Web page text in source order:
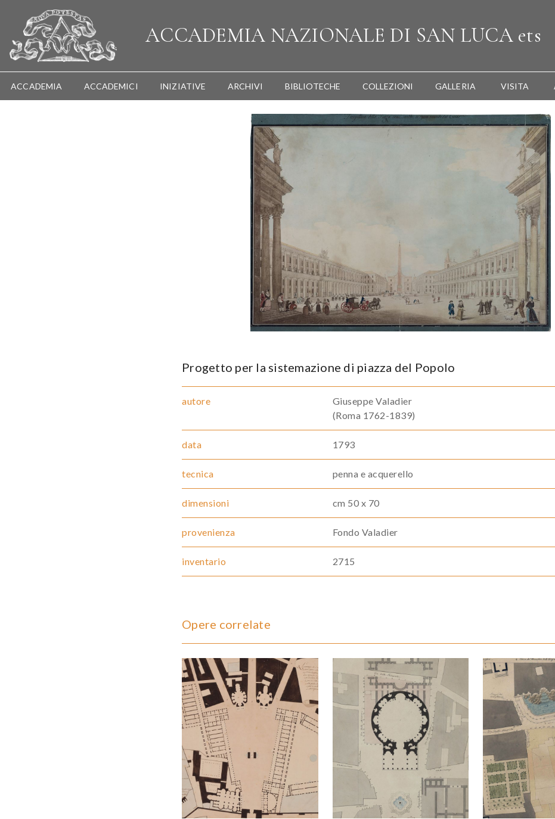
ACCADEMIA NAZIONALE DI SAN LUCA ets
ACCADEMIA ACCADEMICI INIZIATIVE ARCHIVI BIBLIOTECHE COLLEZIONI GALLERIA VISITA
Progetto per la sistemazione di piazza del Popolo
autore
Giuseppe Valadier
(Roma 1762-1839)
data 1793
tecnica penna e acquerello
dimensioni cm 50 x 70
provenienza Fondo Valadier
inventario 2715
Opere correlate